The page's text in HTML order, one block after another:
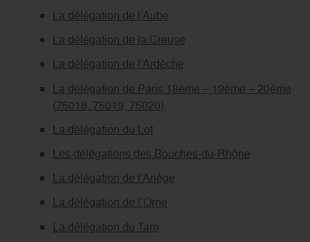
La délégation de l’Aube
La délégation de la Creuse
La délégation de l’Ardèche
La délégation de Paris 18ème – 19ème – 20ème
(75018, 75019, 75020)
La délégation du Lot
Les délégations des Bouches-du-Rhône
La délégation de l’Ariège
La délégation de l’Orne
La délégation du Tarn